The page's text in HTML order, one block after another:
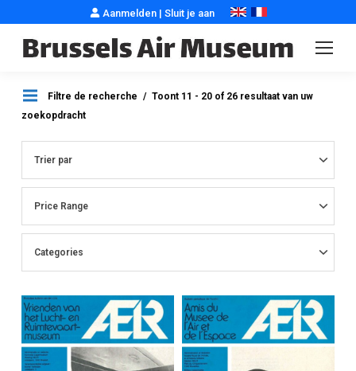
Aanmelden| Sluit je aan
Filtre de recherche
Toont 11 - 20 of 26 resultaat van uw
zoekopdracht
Trier par
Price Range
Categories